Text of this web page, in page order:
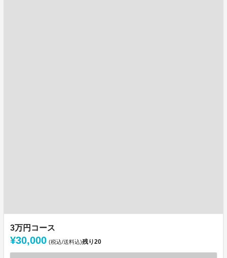
3万円コース
¥30,000 (税込/送料込)残り20